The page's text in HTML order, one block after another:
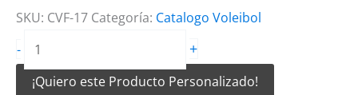
SKU: CVF-17 Categoría: Catalogo Voleibol
-
Camiseta
de
Voleibol
+
¡Quiero este Producto Personalizado!